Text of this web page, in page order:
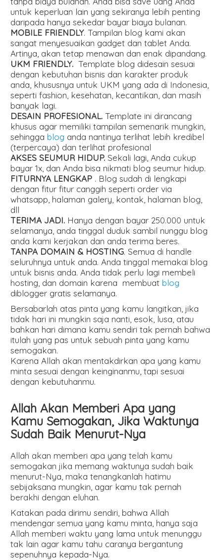
untuk keperluan lain yang sekiranya lebih penting
daripada hanya sekedar bayar biaya bulanan.
MOBILE FRIENDLY. Tampilan blog kami akan
sangat menyesuaikan gadget dan tablet Anda.
Artinya, akan tetap menawan dan enak dipandang.
UKM FRIENDLY. Template blog didesain sesuai
dengan kebutuhan bisnis dan karakter produk
anda, khususnya untuk UKM yang ada di Indonesia,
seperti fashion, kesehatan, kecantikan, dan masih
banyak lagi.
DESAIN PROFESIONAL. Template ini dirancang
khusus agar memiliki tampilan semenarik mungkin,
sehinggablog anda nantinya terlihat lebih kredibel
(terpercaya) dan terlihat profesional
AKSES SEUMUR HIDUP. Sekali lagi, Anda cukup
bayar 1x, dan Anda bisa nikmati blog seumur hidup.
FITURNYA LENGKAP . Blog sudah di lengkapi
dengan fitur fitur canggih seperti order via
whatsapp, halaman galery, kontak, halaman blog,
dll
TERIMA JADI. Hanya dengan bayar 250.000 untuk
selamanya, anda tinggal duduk sambil nunggu blog
anda kami kerjakan dan anda terima beres.
TANPA DOMAIN & HOSTING. Semua di handle
seluruhnya untuk anda. Anda tinggal memakai blog
untuk bisnis anda. Anda tidak perlu lagi membeli
hosting, dan domain karena membuatblog
diblogger gratis selamanya.
Bersabarlah atas pinta yang kamu langitkan, jika
tidak hari ini mungkin saja nanti, esok, lusa, atau
bahkan hari dimana kamu sendiri tak pernah bahwa
itulah yang pas untuk sebuah pinta yang kamu
semogakan.
Karena Allah akan mentakdirkan apa yang kamu
minta sesuai dengan keinginanmu, tapi sesuai
dengan kebutuhanmu.
Allah Akan Memberi Apa yang
Kamu Semogakan, Jika Waktunya
Sudah Baik Menurut-Nya
Allah akan memberi apa yang telah kamu
semogakan jika memang waktunya sudah baik
menurut-Nya, maka tenangkanlah hatimu
sebijaksana mungkin, agar kamu tak pernah
berakhi dengan eluhan.
Katakan pada dirimu sendiri, bahwa Allah
mendengar semua yang kamu minta, hanya saja
Allah memberi waktu yang lama untuk menunggu
tak lain agar kamu tahu caranya bergantung
sepenuhnya kepada-Nya.